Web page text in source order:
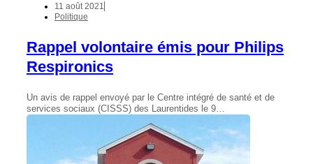
11 août 2021
Politique
Rappel volontaire émis pour Philips
Respironics
Un avis de rappel envoyé par le Centre intégré de santé et de
services sociaux (CISSS) des Laurentides le 9…